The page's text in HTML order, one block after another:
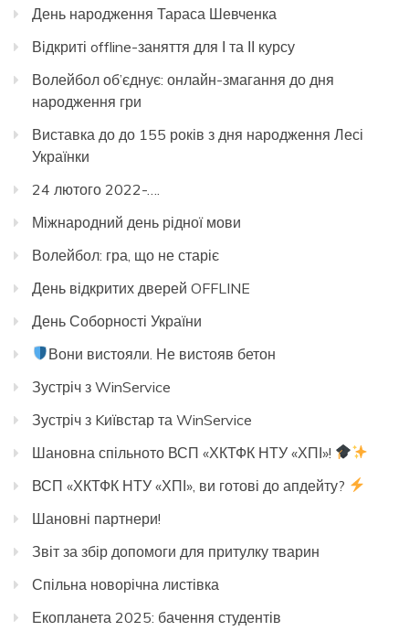
День народження Тараса Шевченка
Відкриті offline-заняття для І та ІІ курсу
Волейбол об’єднує: онлайн-змагання до дня
народження гри
Виставка до до 155 років з дня народження Лесі
Українки
24 лютого 2022-….
Міжнародний день рідної мови
Волейбол: гра, що не старіє
День відкритих дверей OFFLINE
День Соборності України
Вони вистояли. Не вистояв бетон
Зустріч з WinService
Зустріч з Kиївстар та WinService
Шановна спільното ВСП «ХКТФК НТУ «ХПІ»!
ВСП «ХКТФК НТУ «ХПІ», ви готові до апдейту?
Шановні партнери!
Звіт за збір допомоги для притулку тварин
Спільна новорічна листівка
Екопланета 2025: бачення студентів